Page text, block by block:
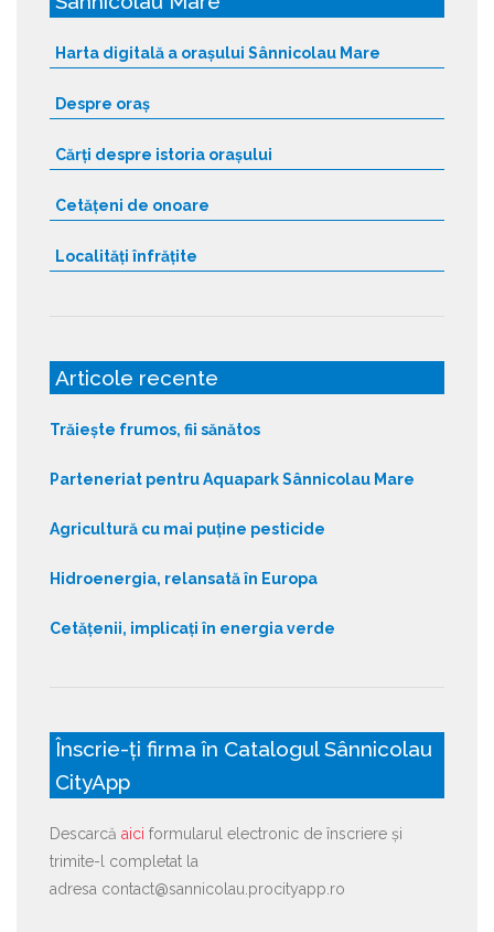
Harta digitală a orașului Sânnicolau Mare
Despre oraș
Cărți despre istoria orașului
Cetățeni de onoare
Localități înfrățite
Articole recente
Trăiește frumos, fii sănătos
Parteneriat pentru Aquapark Sânnicolau Mare
Agricultură cu mai puține pesticide
Hidroenergia, relansată în Europa
Cetățenii, implicați în energia verde
Înscrie-ți firma în Catalogul Sânnicolau
CityApp
Descarcă aici formularul electronic de înscriere și
trimite-l completat la
adresa contact@sannicolau.procityapp.ro